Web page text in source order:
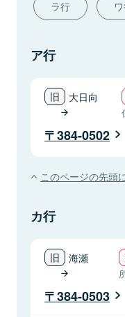
ラ行
ア行
大日向
384-0502
このページの先頭
カ行
海瀬
384-0503